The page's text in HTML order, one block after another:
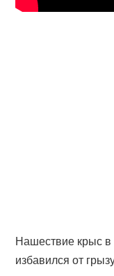
Нашествие крыс в
избавился от